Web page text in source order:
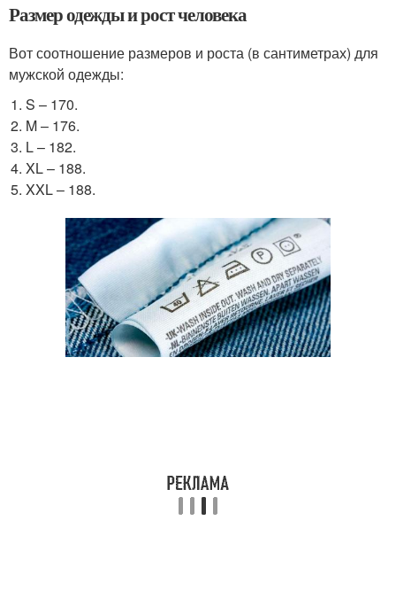
Размер одежды и рост человека
Вот соотношение размеров и роста (в сантиметрах) для
мужской одежды:
S – 170.
M – 176.
L – 182.
XL – 188.
XXL – 188.